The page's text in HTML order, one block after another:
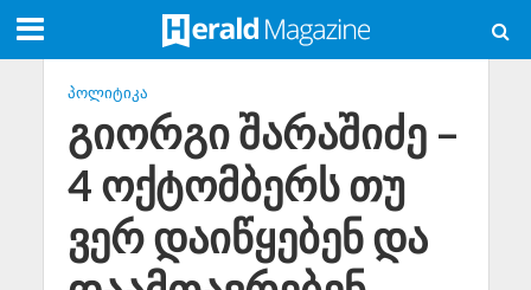
ᲞᲝᲚᲘᲢᲘᲙᲐ
გიორგი შარაშიძე –
4 ოქტომბერს თუ
ვერ დაიწყებენ და